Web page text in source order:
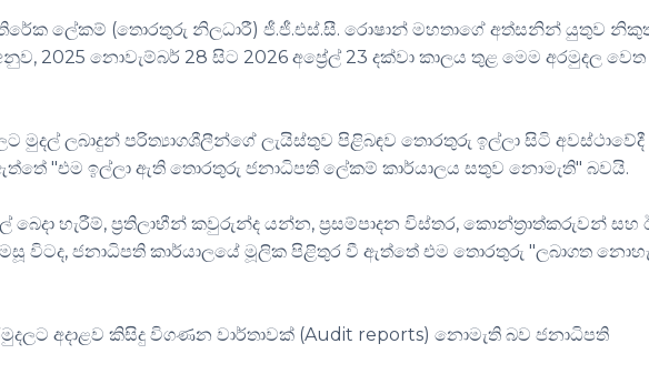
ලේකම් (තොරතුරු නිලධාරී) ජී.ජී.එස්.සී. රොෂාන් මහතාගේ අත්සනින් යුතුව
2025 නොවැම්බර් 28 සිට 2026 අප්‍රේල් 23 දක්වා කාලය තුළ මෙම අරමුදල වෙත
මුදල් ලබාදුන් පරිත්‍යාගශීලීන්ගේ ලැයිස්තුව පිළිබඳව තොරතුරු ඉල්ලා සිටි අවස්ථාවේදී
ඇත්තේ "එම ඉල්ලා ඇති තොරතුරු ජනාධිපති ලේකම් කාර්යාලය සතුව නොමැති" බවයි.
බෙදා හැරීම්, ප්‍රතිලාභීන් කවුරුන්ද යන්න, ප්‍රසම්පාදන විස්තර, කොන්ත්‍රාත්කරුවන් සහ
විටද, ජනාධිපති කාර්යාලයේ මූලික පිළිතුර වී ඇත්තේ එම තොරතුරු "ලබාගත
අදාළව කිසිදු විගණන වාර්තාවක් (Audit reports) නොමැති බව ජනාධිපති